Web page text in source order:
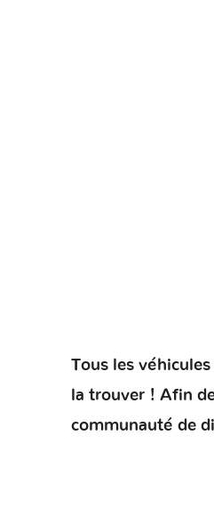
Tous les
la trouver ! Afin
communauté de